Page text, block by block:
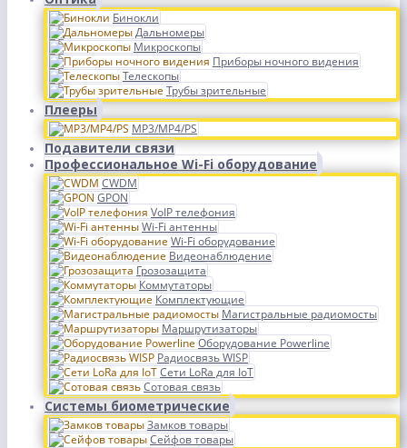
Бинокли
Дальномеры
Микроскопы
Приборы ночного видения
Телескопы
Трубы зрительные
Плееры
MP3/MP4/PS
Подавители связи
Профессиональное Wi-Fi оборудование
CWDM
GPON
VoIP телефония
Wi-Fi антенны
Wi-Fi оборудование
Видеонаблюдение
Грозозащита
Коммутаторы
Комплектующие
Магистральные радиомосты
Маршрутизаторы
Оборудование Powerline
Радиосвязь WISP
Сети LoRa для IoT
Сотовая связь
Системы биометрические
Замков товары
Сейфов товары